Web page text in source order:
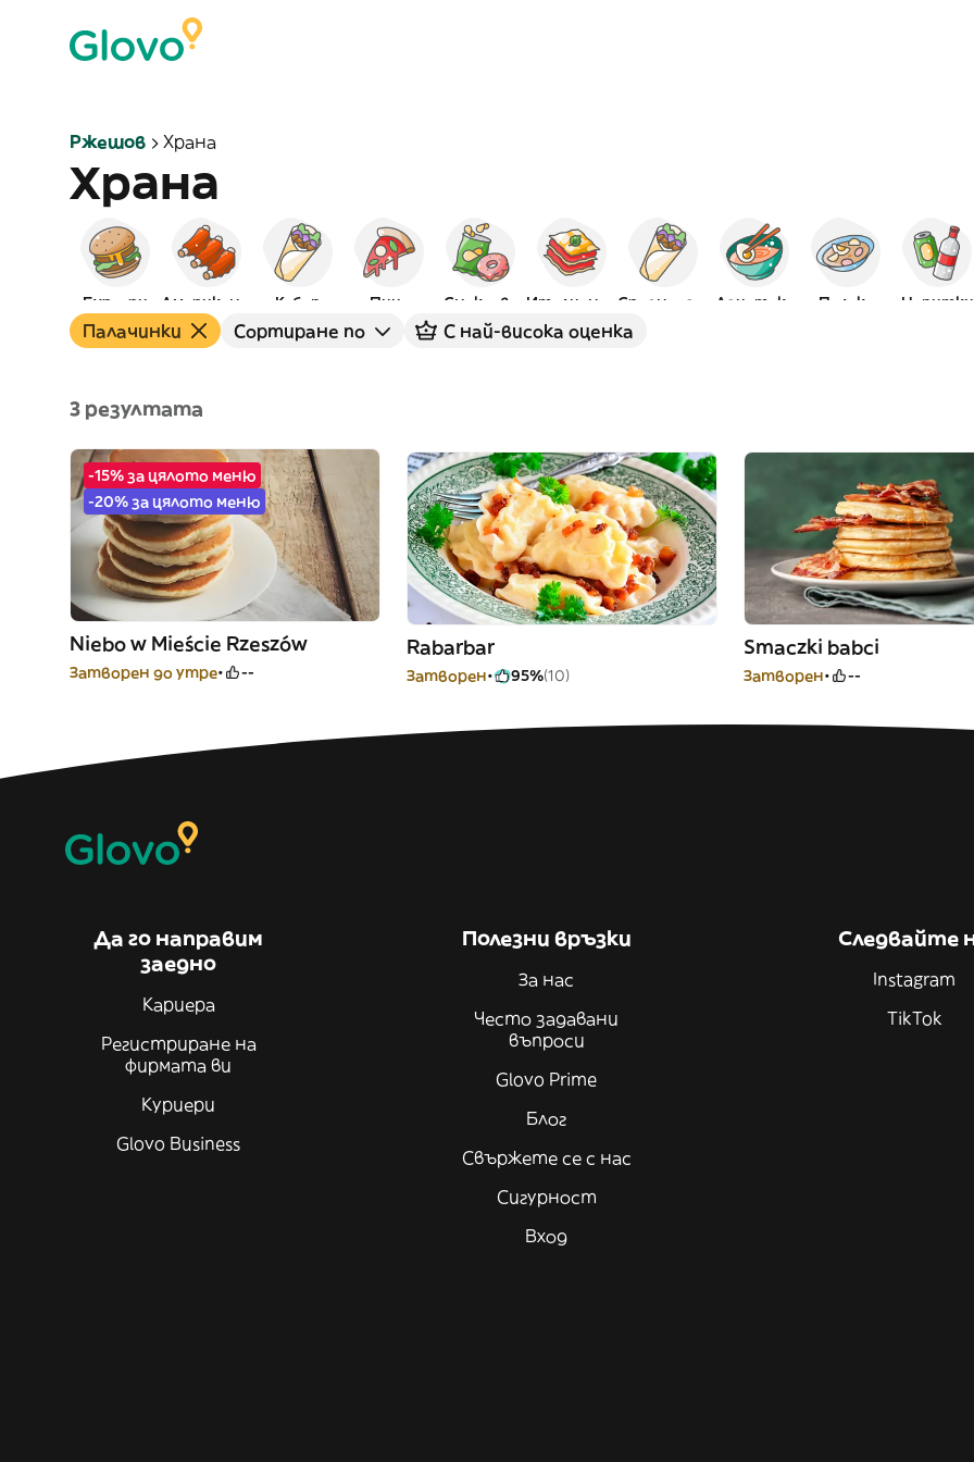
Ржешов Храна
Храна
Бургери Кебап Пица Снаксове Азиатска Полска Напитки
Палачинки Сортиране по С най-висока оценка
3 резултата
-15% за цялото меню
-20% за цялото меню
Niebo w Mieście Rzeszów
Затворен до утре --
Rabarbar
Затворен 95%(10)
Smaczki babci
Затворен --
Да го направим
заедно
Кариера
Регистриране на
фирмата ви
Куриери
Glovo Business
Полезни връзки
За нас
Често задавани
въпроси
Glovo Prime
Блог
Свържете се с нас
Сигурност
Вход
Следвайте
Instagram
TikTok